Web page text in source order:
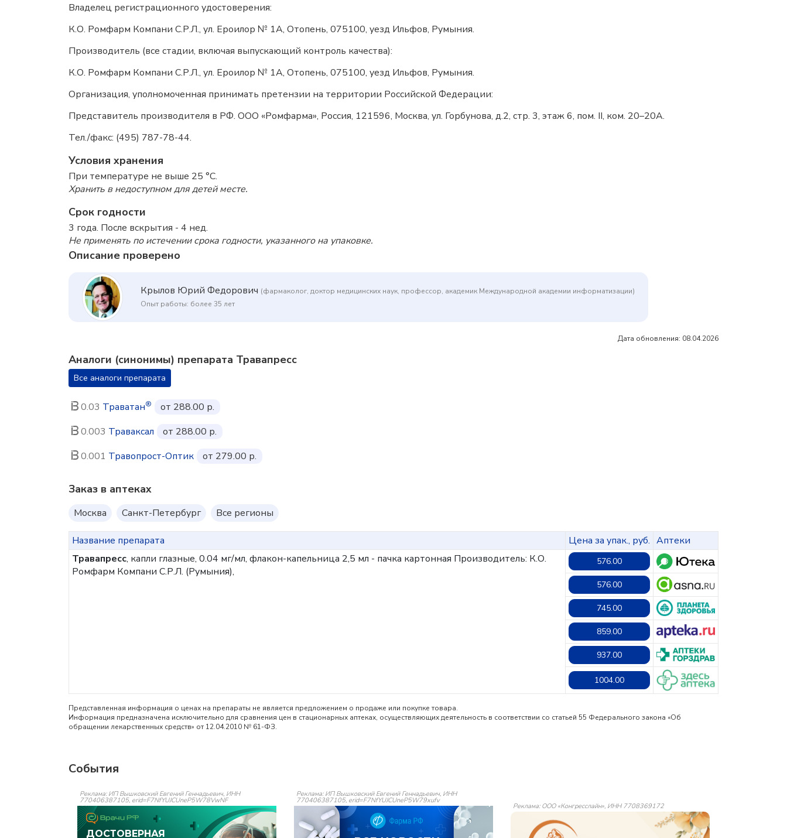
Владелец регистрационного удостоверения:
К.О. Ромфарм Компани С.Р.Л., ул. Ероилор № 1А, Отопень, 075100, уезд Ильфов, Румыния.
Производитель (все стадии, включая выпускающий контроль качества):
К.О. Ромфарм Компани С.Р.Л., ул. Ероилор № 1А, Отопень, 075100, уезд Ильфов, Румыния.
Организация, уполномоченная принимать претензии на территории Российской Федерации:
Представитель производителя в РФ. ООО «Ромфарма», Россия, 121596, Москва, ул. Горбунова, д.2, стр. 3, этаж 6, пом. II, ком. 20–20А.
Тел./факс: (495) 787-78-44.
Условия хранения
При температуре не выше 25 °C.
Хранить в недоступном для детей месте.
Срок годности
3 года. После вскрытия - 4 нед.
Не применять по истечении срока годности, указанного на упаковке.
Описание проверено
Крылов Юрий Федорович (фармаколог, доктор медицинских наук, профессор, академик Международной академии информатизации)
Опыт работы: более 35 лет
Дата обновления: 08.04.2026
Аналоги (синонимы) препарата Травапресс
Все аналоги препарата
0.03 Траватан®
от 288.00 р.
0.003 Траваксал
от 288.00 р.
0.001 Травопрост-Оптик от 279.00 р.
Заказ в аптеках
Москва Санкт-Петербург Все регионы
Название препарата Цена за упак., руб. Аптеки
Травапресс, капли глазные, 0.04 мг/мл, флакон-капельница 2,5 мл - пачка картонная Производитель: К.О.
Ромфарм Компани С.Р.Л. (Румыния),
576.00
576.00
745.00
859.00
937.00
1004.00
Представленная информация о ценах на препараты не является предложением о продаже или покупке товара.
Информация предназначена исключительно для сравнения цен в стационарных аптеках, осуществляющих деятельность в соответствии со статьей 55 Федерального закона «Об
обращении лекарственных средств» от 12.04.2010 № 61-ФЗ.
События
Реклама: ИП Вышковский Евгений Геннадьевич, ИНН
770406387105, erid=F7NfYUJCUneP5W78VwNF
Реклама: ИП Вышковский Евгений Геннадьевич, ИНН
770406387105, erid=F7NfYUJCUneP5W79xufv
Реклама: ООО «Конгресслайн», ИНН 7708369172